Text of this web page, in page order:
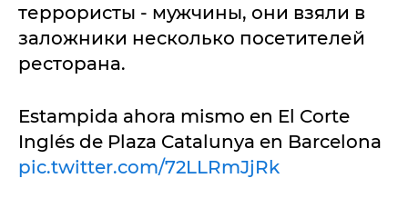
террористы - мужчины, они взяли в
заложники несколько посетителей
ресторана.
Estampida ahora mismo en El Corte
Inglés de Plaza Catalunya en Barcelona
pic.twitter.com/72LLRmJjRk